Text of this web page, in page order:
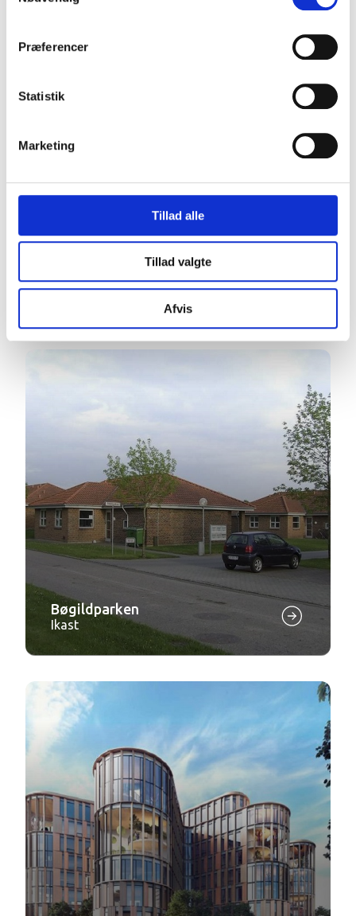
Præferencer
Statistik
Marketing
Tillad alle
Tillad valgte
Afvis
Bryggen
Vejle
Bøgildparken
Ikast